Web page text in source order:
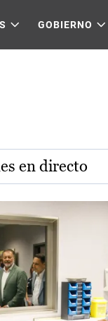
GOBIERNO
en directo